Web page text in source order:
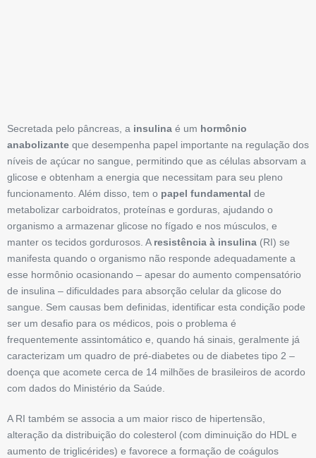
Secretada pelo pâncreas, a insulina é um hormônio
anabolizante que desempenha papel importante na regulação dos
níveis de açúcar no sangue, permitindo que as células absorvam a
glicose e obtenham a energia que necessitam para seu pleno
funcionamento. Além disso, tem o papel fundamental de
metabolizar carboidratos, proteínas e gorduras, ajudando o
organismo a armazenar glicose no fígado e nos músculos, e
manter os tecidos gordurosos. A resistência à insulina (RI) se
manifesta quando o organismo não responde adequadamente a
esse hormônio ocasionando – apesar do aumento compensatório
de insulina – dificuldades para absorção celular da glicose do
sangue. Sem causas bem definidas, identificar esta condição pode
ser um desafio para os médicos, pois o problema é
frequentemente ­assintomático e, quando há sinais, geralmente já
caracterizam um quadro de pré-diabetes ou de diabetes tipo 2 –
doença que acomete cerca de 14 milhões de brasileiros de acordo
com dados do Ministério da Saúde.
A RI também se associa a um maior risco de hipertensão,
alteração da distribuição do colesterol (com diminuição do HDL e
aumento de triglicérides) e favorece a formação de coágulos